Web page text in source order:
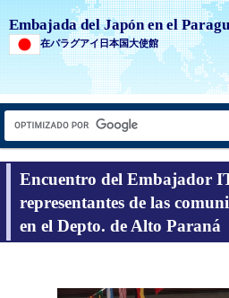
Embajada del Japón en el
在パラグアイ日本国大使館
Encuentro del Embajador
representantes de las
en el Depto. de Alto Paraná